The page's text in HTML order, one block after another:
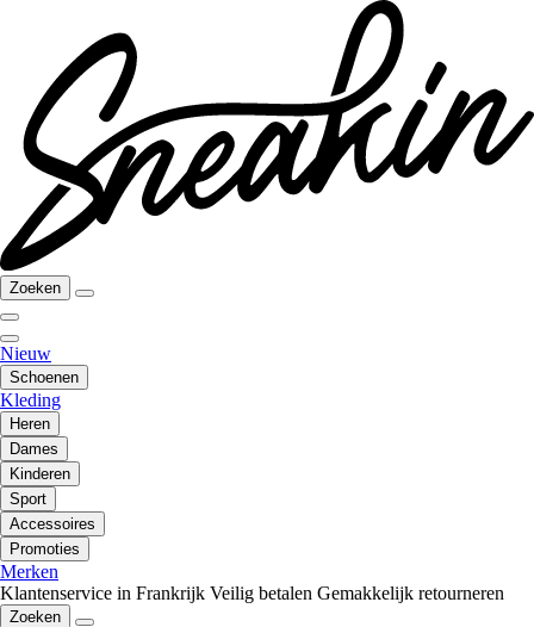
Zoeken
Nieuw
Schoenen
Kleding
Heren
Dames
Kinderen
Sport
Accessoires
Promoties
Merken
Klantenservice in Frankrijk Veilig betalen Gemakkelijk retourneren
Zoeken